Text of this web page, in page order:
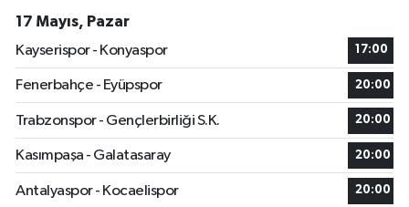
17 Mayıs, Pazar
Kayserispor - Konyaspor
17:00
Fenerbahçe - Eyüpspor 20:00
Trabzonspor - Gençlerbirliği S.K. 20:00
Kasımpaşa - Galatasaray 20:00
Antalyaspor - Kocaelispor 20:00